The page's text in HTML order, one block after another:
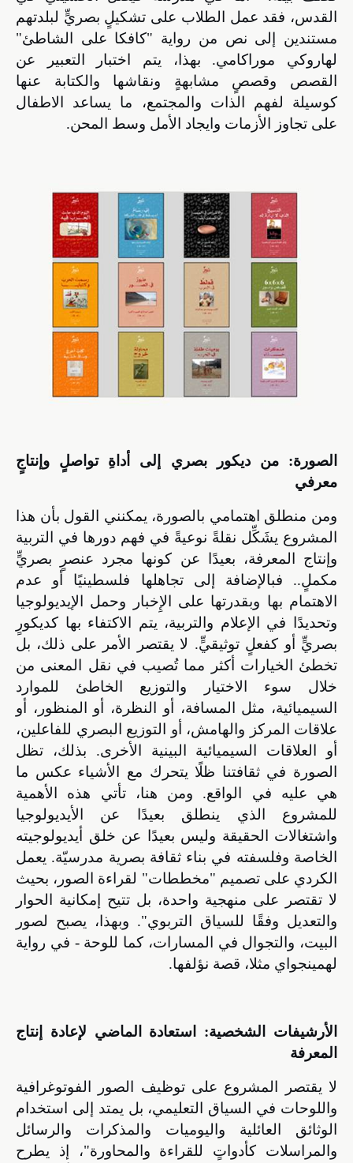
القدس، فقد عمل الطلاب على تشكيلٍ بصريٍّ لبلدتهم
مستندين إلى نص من رواية "كافكا على الشاطئ"
لهاروكي موراكامي. بهذا، يتم اختبار التعبير عن
القصص وقصصٍ مشابهةٍ ونقاشها والكتابة عنها
كوسيلة لفهم الذات والمجتمع، ما يساعد الاطفال
على تجاوز الأزمات وايجاد الأمل وسط المحن.
الصورة: من ديكور بصري إلى أداةِ تواصلٍ وإنتاجٍ
معرفي
ومن منطلق اهتمامي بالصورة، يمكنني القول بأن هذا
المشروع يشَكِّل نقلةً نوعيةً في فهم دورها في التربية
وإنتاج المعرفة، بعيدًا عن كونها مجرد عنصرٍ بصريٍّ
مكملٍ.. فبالإضافة إلى تجاهلها فلسطينيًا أو عدم
الاهتمام بها وبقدرتها على الإِخبار وحمل الإيديولوجيا
وتحديدًا في الإعلام والتربية، يتم الاكتفاء بها كديكورٍ
بصريٍّ أو كفعلٍ توثيقيٍّ. لا يقتصر الأمر على ذلك، بل
تخطئ الخيارات أكثر مما تُصيب في نقل المعنى من
خلال سوء الاختيار والتوزيع الخاطئ للموارد
السيميائية، مثل المسافة، أو النظرة، أو المنظور، أو
علاقات المركز والهامش، أو التوزيع البصري للفاعلين،
أو العلاقات السيميائية البينية الأخرى. بذلك، تظل
الصورة في ثقافتنا ظلًا يتحرك مع الأشياء عكس ما
هي عليه في الواقع. ومن هنا، تأتي هذه الأهمية
للمشروع الذي ينطلق بعيدًا عن الأيديولوجيا
واشتغالات الحقيقة وليس بعيدًا عن خلق أيديولوجيته
الخاصة وفلسفته في بناء ثقافة بصرية مدرسيّة. يعمل
الكردي على تصميم "مخططات" لقراءة الصور، بحيث
لا تقتصر على منهجية واحدة، بل تتيح إمكانية الحوار
والتعديل وفقًا للسياق التربوي". وبهذا، يصبح لصور
البيت، والتجوال في المسارات، كما للوحة - في رواية
لهمينجواي مثلا، قصة نؤلفها.
الأرشيفات الشخصية: استعادة الماضي لإعادة
إنتاج
المعرفة
لا يقتصر المشروع على توظيف الصور الفوتوغرافية
واللوحات في السياق التعليمي، بل يمتد إلى استخدام
الوثائق العائلية واليوميات والمذكرات والرسائل
والمراسلات كأدواتٍ للقراءة والمحاورة"،
إذ يطرح